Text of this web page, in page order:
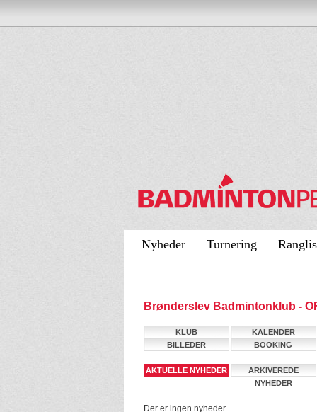
Nyheder Turnering
Brønderslev Badmintonklub -
KLUB
KALENDER
BILLEDER
BOOKING
AKTUELLE NYHEDER
ARKIVEREDE
NYHEDER
Der er ingen nyheder